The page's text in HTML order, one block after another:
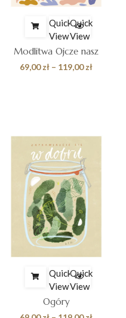
Quick
View
Quick
View
Modlitwa Ojcze nasz
69,00zł – 119,00złZakres
Quick
View
Quick
View
Ogóry